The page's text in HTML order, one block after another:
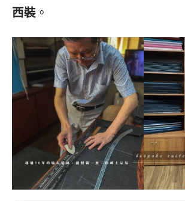
西裝 。